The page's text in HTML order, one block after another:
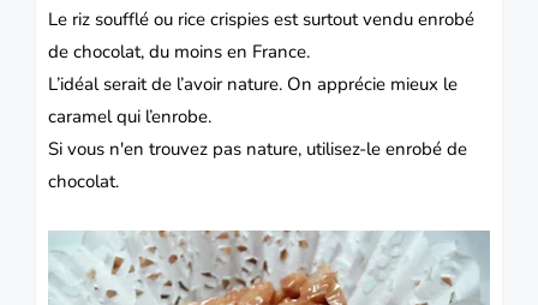
Le riz soufflé ou rice crispies est surtout vendu enrobé
de chocolat, du moins en France.
L’idéal serait de l’avoir nature. On apprécie mieux le
caramel qui l’enrobe.
Si vous n'en trouvez pas nature, utilisez-le enrobé de
chocolat.